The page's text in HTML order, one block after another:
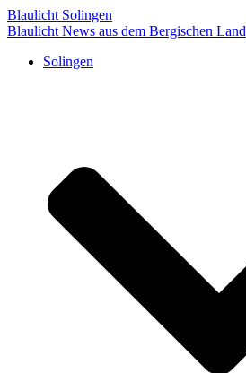
Blaulicht Solingen
Blaulicht News aus dem Bergischen Land
Solingen